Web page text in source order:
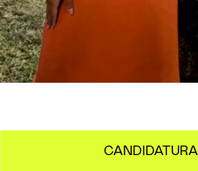
CANDIDATURA
PORTEFÓLIO